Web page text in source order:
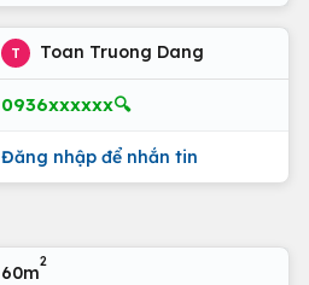
T Toan Truong Dang
0936xxxxxx🔍
Đăng nhập để nhắn tin
60m
2